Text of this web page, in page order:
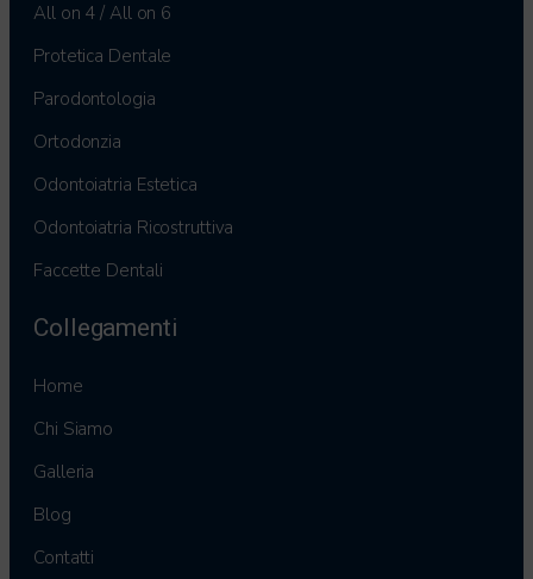
All on 4 / All on 6
Protetica Dentale
Parodontologia
Ortodonzia
Odontoiatria Estetica
Odontoiatria Ricostruttiva
Faccette Dentali
Collegamenti
Home
Chi Siamo
Galleria
Blog
Contatti